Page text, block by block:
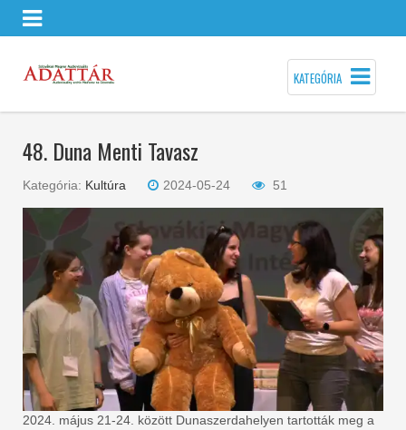
KATEGÓRIA
48. Duna Menti Tavasz
Kategória: Kultúra 2024-05-24 51
2024. május 21-24. között Dunaszerdahelyen tartották meg a